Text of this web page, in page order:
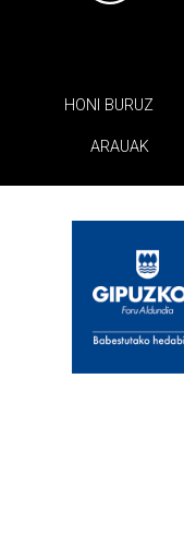
HONI BURUZ
ARAUAK